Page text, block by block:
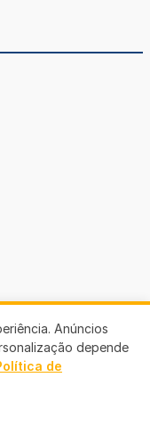
Anúncios
depende
de